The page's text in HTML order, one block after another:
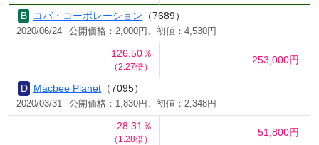
コパ・コーポレーション （7689）
2020/06/24 公開価格：2,000円、初値：4,530円
126.50％
（2.27倍）
253,000円
Macbee Planet （7095）
2020/03/31 公開価格：1,830円、初値：2,348円
28.31％
（1.28倍）
51,800円